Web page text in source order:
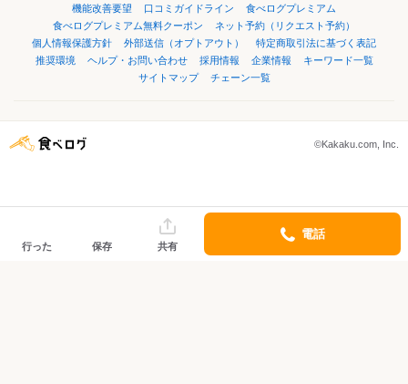
機能改善要望
口コミガイドライン
食べログプレミアム
食べログプレミアム無料クーポン
ネット予約（リクエスト予約）
個人情報保護方針
外部送信（オプトアウト）
特定商取引法に基づく表記
推奨環境
ヘルプ・お問い合わせ 採用情報 企業情報
キーワード一覧
サイトマップ
チェーン一覧
©Kakaku.com, Inc.
行った 保存 共有
電話